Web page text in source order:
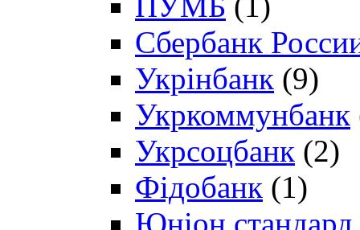
Сбербанк
Укрінбанк (9)
Укркоммунбанк
Укрсоцбанк (2)
Фідобанк (1)
Юніон стандард